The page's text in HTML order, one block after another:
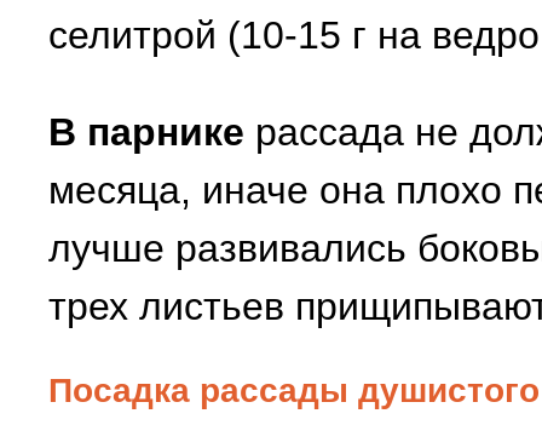
селитрой (10-15 г на
В парнике рассада не
месяца, иначе она плохо
лучше развивались
трех листьев
Посадка рассады